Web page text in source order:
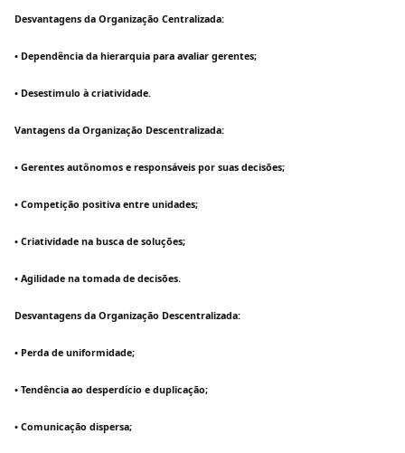
Desvantagens da Organização Centralizada:
• Dependência da hierarquia para avaliar gerentes;
• Desestimulo à criatividade.
Vantagens da Organização Descentralizada:
• Gerentes autônomos e responsáveis por suas decisões;
• Competição positiva entre unidades;
• Criatividade na busca de soluções;
• Agilidade na tomada de decisões.
Desvantagens da Organização Descentralizada:
• Perda de uniformidade;
• Tendência ao desperdício e duplicação;
• Comunicação dispersa;